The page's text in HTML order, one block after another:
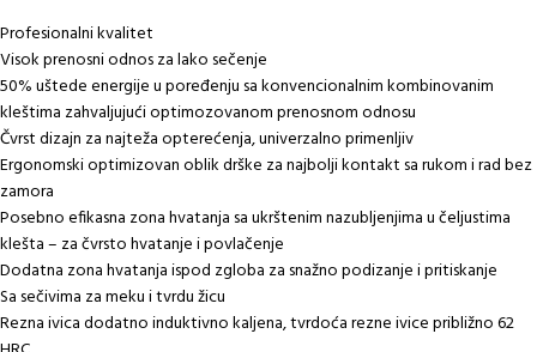
Profesionalni kvalitet
Visok prenosni odnos za lako sečenje
50% uštede energije u poređenju sa konvencionalnim kombinovanim
kleštima zahvaljujući optimozovanom prenosnom odnosu
Čvrst dizajn za najteža opterećenja, univerzalno primenljiv
Ergonomski optimizovan oblik drške za najbolji kontakt sa rukom i rad bez
zamora
Posebno efikasna zona hvatanja sa ukrštenim nazubljenjima u čeljustima
klešta – za čvrsto hvatanje i povlačenje
Dodatna zona hvatanja ispod zgloba za snažno podizanje i pritiskanje
Sa sečivima za meku i tvrdu žicu
Rezna ivica dodatno induktivno kaljena, tvrdoća rezne ivice približno 62